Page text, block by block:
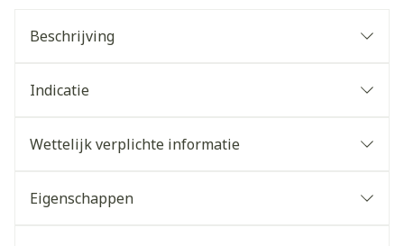
Beschrijving
Indicatie
Wettelijk verplichte informatie
Eigenschappen